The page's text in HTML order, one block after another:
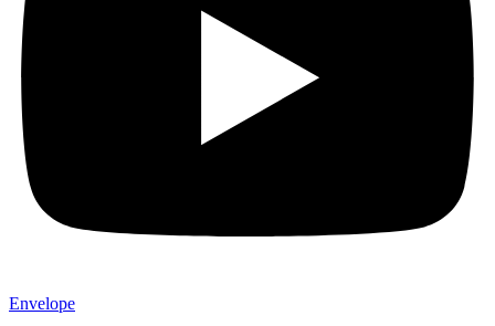
Envelope